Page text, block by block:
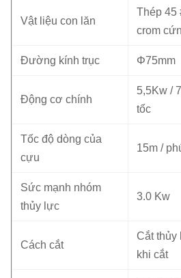
Vật liệu con lăn
Thép 45
crom
Đường kính trục Φ75mm
Động cơ chính
5,5Kw /
tốc
Tốc độ dòng của
cựu
15m /
Sức mạnh nhóm
thủy lực
3.0 Kw
Cách cắt
Cắt thủy
khi cắt